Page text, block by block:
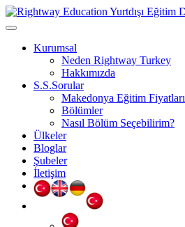
Kurumsal
Neden Rightway Turkey
Hakkımızda
S.S.Sorular
Makedonya Eğitim Fiyatları
Bölümler
Nasıl Bölüm Seçebilirim?
Ülkeler
Bloglar
Şubeler
İletişim